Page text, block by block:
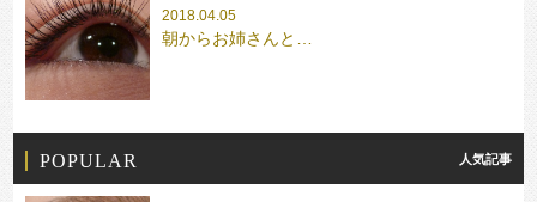
2018.04.05
朝からお姉さんと…
POPULAR 人気記事